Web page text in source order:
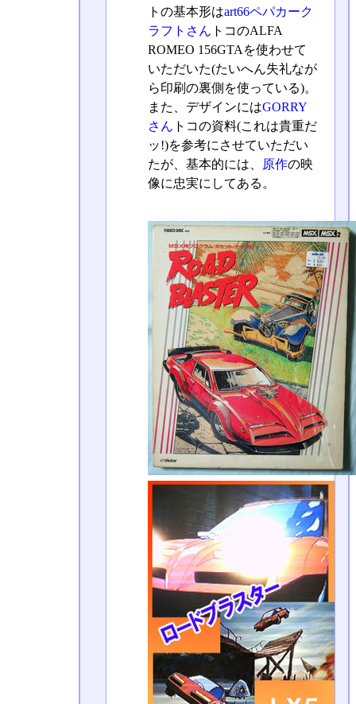
トの基本形はart66ペパカーク
ラフトさん トコのALFA
ROMEO 156GTAを使わせて
いただいた(たいへん失礼なが
ら印刷の裏側を使っている)。
また、デザインにはGORRY
さん トコの資料(これは貴重だ
ッ!)を参考にさせていただい
たが、基本的には、
原作の映
像に忠実にしてある。